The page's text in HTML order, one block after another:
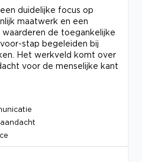
duidelijke focus op
maatwerk en een
de toegankelijke
stap begeleiden bij
Het werkveld komt over
voor de menselijke kant